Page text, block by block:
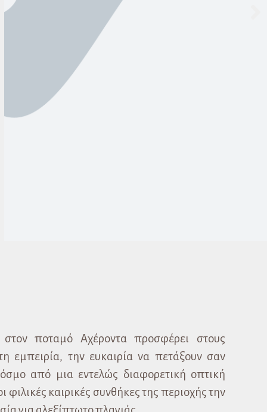
ποταμό Αχέροντα προσφέρει στους
εμπειρία, την ευκαιρία να πετάξουν σαν
από μια εντελώς διαφορετική οπτική
καιρικές συνθήκες της περιοχής την